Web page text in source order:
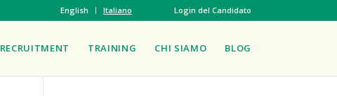
English Italiano Login del Candidato
RECRUITMENT TRAINING CHI SIAMO BLOG